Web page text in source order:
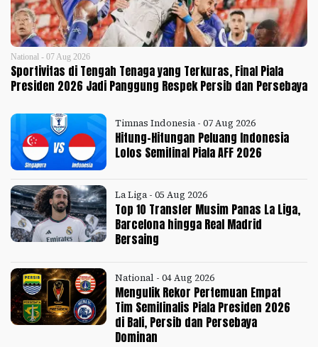
National - 07 Aug 2026
Sportivitas di Tengah Tenaga yang Terkuras, Final Piala
Presiden 2026 Jadi Panggung Respek Persib dan Persebaya
Timnas Indonesia - 07 Aug 2026
Hitung-Hitungan Peluang Indonesia
Lolos Semifinal Piala AFF 2026
La Liga - 05 Aug 2026
Top 10 Transfer Musim Panas La Liga,
Barcelona hingga Real Madrid
Bersaing
National - 04 Aug 2026
Mengulik Rekor Pertemuan Empat
Tim Semifinalis Piala Presiden 2026
di Bali, Persib dan Persebaya
Dominan